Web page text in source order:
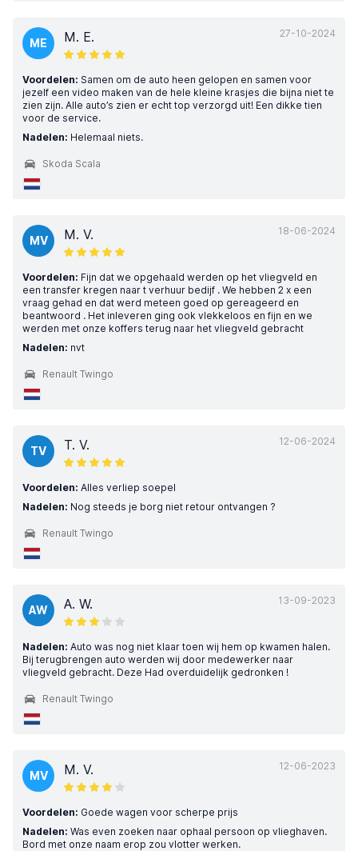
27-10-2024
ME M. E.
Voordelen: Samen om de auto heen gelopen en samen voor
jezelf een video maken van de hele kleine krasjes die bijna niet te
zien zijn. Alle auto’s zien er echt top verzorgd uit! Een dikke tien
voor de service.
Nadelen: Helemaal niets.
Skoda Scala
18-06-2024
MV M. V.
Voordelen: Fijn dat we opgehaald werden op het vliegveld en
een transfer kregen naar t verhuur bedijf . We hebben 2 x een
vraag gehad en dat werd meteen goed op gereageerd en
beantwoord . Het inleveren ging ook vlekkeloos en fijn en we
werden met onze koffers terug naar het vliegveld gebracht
Nadelen: nvt
Renault Twingo
12-06-2024
TV T. V.
Voordelen: Alles verliep soepel
Nadelen: Nog steeds je borg niet retour ontvangen ?
Renault Twingo
13-09-2023
AW A. W.
Nadelen: Auto was nog niet klaar toen wij hem op kwamen halen.
Bij terugbrengen auto werden wij door medewerker naar
vliegveld gebracht. Deze Had overduidelijk gedronken !
Renault Twingo
12-06-2023
MV M. V.
Voordelen: Goede wagen voor scherpe prijs
Nadelen: Was even zoeken naar ophaal persoon op vlieghaven.
Bord met onze naam erop zou vlotter werken.